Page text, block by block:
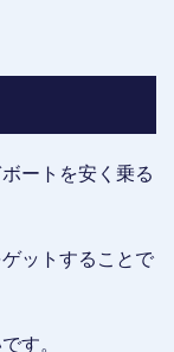
ートを安く乗る
ットすることで
す。